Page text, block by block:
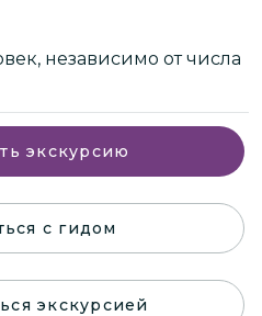
независимо от числа
экскурсию
с гидом
экскурсией